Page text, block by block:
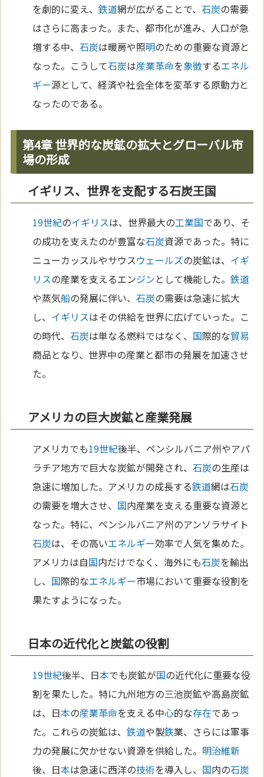
を劇的に変え、鉄道網が広がることで、石炭の需要
はさらに高まった。また、都市化が進み、人口が急
増する中、石炭は暖房や照明のための重要な資源と
なった。こうして石炭は産業革命を象徴するエネル
ギー源として、経済や社会全体を変革する原動力と
なったのである。
第4章 世界的な炭鉱の拡大とグローバル市
場の形成
イギリス、世界を支配する石炭王国
19世紀のイギリスは、世界最大の工業国であり、そ
の成功を支えたのが豊富な石炭資源であった。特に
ニューカッスルやサウスウェールズの炭鉱は、 イギ
リスの産業を支えるエンジンとして機能した。鉄道
や蒸気船の発展に伴い、石炭の需要は急速に拡大
し、 イギリスはその供給を世界に広げていった。こ
の時代、石炭は単なる燃料ではなく、 国際的な貿易
商品となり、世界中の産業と都市の発展を加速させ
た。
アメリカの巨大炭鉱と産業発展
アメリカでも19世紀後半、ペンシルバニア州やアパ
ラチア地方で巨大な炭鉱が開発され、石炭の生産は
急速に増加した。アメリカの成長する鉄道網は石炭
の需要を増大させ、 国内産業を支える重要な資源と
なった。特に、ペンシルバニア州のアンソラサイト
石炭は、その高いエネルギー効率で人気を集めた。
アメリカは自国内だけでなく、海外にも石炭を輸出
し、 国際的なエネルギー市場において重要な役割を
果たすようになった。
日本の近代化と炭鉱の役割
19世紀後半、日本でも炭鉱が国の近代化に重要な役
割を果たした。特に九州地方の三池炭鉱や高島炭鉱
は、日本の産業革命を支える中心的な存在であっ
た。これらの炭鉱は、鉄道や製鉄業、さらには軍事
力の発展に欠かせない資源を供給した。 明治維新
後、日本は急速に西洋の技術を導入し、 国内の石炭